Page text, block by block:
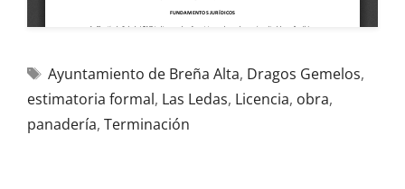
Ayuntamiento de Breña Alta, Dragos Gemelos,
estimatoria formal, Las Ledas, Licencia, obra,
panadería, Terminación